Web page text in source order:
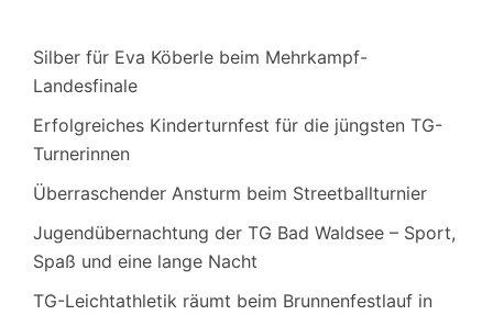
Silber für Eva Köberle beim Mehrkampf-
Landesfinale
Erfolgreiches Kinderturnfest für die jüngsten TG-
Turnerinnen
Überraschender Ansturm beim Streetballturnier
Jugendübernachtung der TG Bad Waldsee – Sport,
Spaß und eine lange Nacht
TG-Leichtathletik räumt beim Brunnenfestlauf in